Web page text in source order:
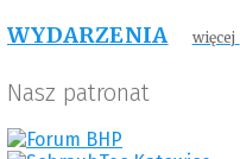
WYDARZENIA więcej
Nasz patronat